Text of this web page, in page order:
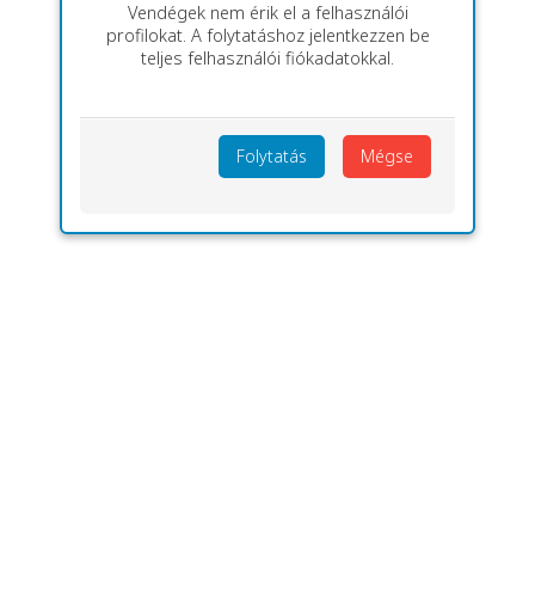
Vendégek nem érik el a felhasználói
profilokat. A folytatáshoz jelentkezzen be
teljes felhasználói fiókadatokkal.